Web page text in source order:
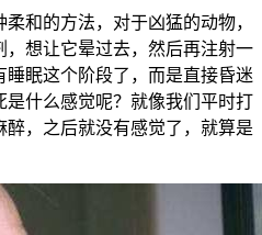
和的方法，对于凶猛的动物，
想让它晕过去，然后再注射一
眠这个阶段了，而是直接昏迷
什么感觉呢？就像我们平时打
，之后就没有感觉了，就算是